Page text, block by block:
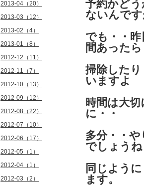
予約かど
ないんで
でも・・
間あったら
掃除した
いますよ
時間は大
に・・
多分・・
でしょう
同じよう
ます。
2013-04（20）
2013-03（12）
2013-02（4）
2013-01（8）
2012-12（11）
2012-11（7）
2012-10（13）
2012-09（12）
2012-08（22）
2012-07（10）
2012-06（17）
2012-05（1）
2012-04（1）
2012-03（2）